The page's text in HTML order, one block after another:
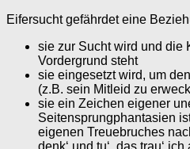
Eifersucht gefährdet eine
sie zur Sucht wird und die
Vordergrund steht
sie eingesetzt wird, um
(z.B. sein Mitleid zu
sie ein Zeichen eigener
Seitensprungphantasien
eigenen Treuebruches
denk‘ und tu‘, das trau‘